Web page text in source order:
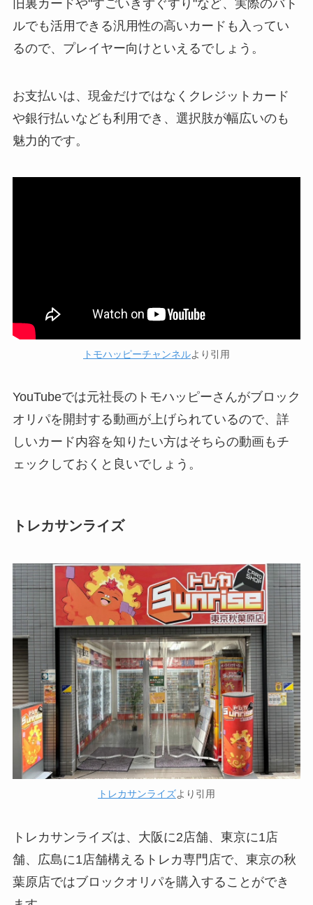
旧裏カードや"すごいきずぐすり"など、実際のバト
ルでも活用できる汎用性の高いカードも入ってい
るので、プレイヤー向けといえるでしょう。
お支払いは、現金だけではなくクレジットカード
や銀行払いなども利用でき、選択肢が幅広いのも
魅力的です。
トモハッピーチャンネルより引用
YouTubeでは元社長のトモハッピーさんがブロック
オリパを開封する動画が上げられているので、詳
しいカード内容を知りたい方はそちらの動画もチ
ェックしておくと良いでしょう。
トレカサンライズ
トレカサンライズより引用
トレカサンライズは、大阪に2店舗、東京に1店
舗、広島に1店舗構えるトレカ専門店で、東京の秋
葉原店ではブロックオリパを購入することができ